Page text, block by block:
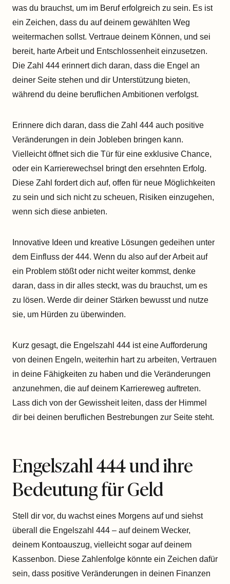
was du brauchst, um im Beruf erfolgreich zu sein. Es ist
ein Zeichen, dass du auf deinem gewählten Weg
weitermachen sollst. Vertraue deinem Können, und sei
bereit, harte Arbeit und Entschlossenheit einzusetzen.
Die Zahl 444 erinnert dich daran, dass die Engel an
deiner Seite stehen und dir Unterstützung bieten,
während du deine beruflichen Ambitionen verfolgst.
Erinnere dich daran, dass die Zahl 444 auch positive
Veränderungen in dein Jobleben bringen kann.
Vielleicht öffnet sich die Tür für eine exklusive Chance,
oder ein Karrierewechsel bringt den ersehnten Erfolg.
Diese Zahl fordert dich auf, offen für neue Möglichkeiten
zu sein und sich nicht zu scheuen, Risiken einzugehen,
wenn sich diese anbieten.
Innovative Ideen und kreative Lösungen gedeihen unter
dem Einfluss der 444. Wenn du also auf der Arbeit auf
ein Problem stößt oder nicht weiter kommst, denke
daran, dass in dir alles steckt, was du brauchst, um es
zu lösen. Werde dir deiner Stärken bewusst und nutze
sie, um Hürden zu überwinden.
Kurz gesagt, die Engelszahl 444 ist eine Aufforderung
von deinen Engeln, weiterhin hart zu arbeiten, Vertrauen
in deine Fähigkeiten zu haben und die Veränderungen
anzunehmen, die auf deinem Karriereweg auftreten.
Lass dich von der Gewissheit leiten, dass der Himmel
dir bei deinen beruflichen Bestrebungen zur Seite steht.
Engelszahl 444 und ihre
Bedeutung für Geld
Stell dir vor, du wachst eines Morgens auf und siehst
überall die Engelszahl 444 – auf deinem Wecker,
deinem Kontoauszug, vielleicht sogar auf deinem
Kassenbon. Diese Zahlenfolge könnte ein Zeichen dafür
sein, dass positive Veränderungen in deinen Finanzen